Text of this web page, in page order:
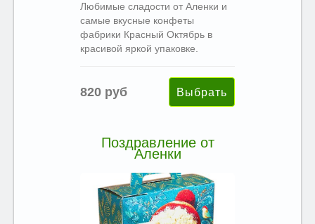
Любимые сладости от Аленки и
самые вкусные конфеты
фабрики Красный Октябрь в
красивой яркой упаковке.
820 руб
Поздравление от
Аленки